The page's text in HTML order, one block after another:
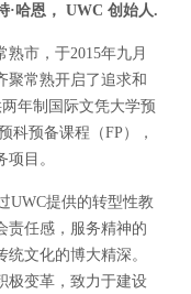
·哈恩， UWC 创始人.
市，于2015年九月
聚常熟开启了追求和
年制国际文凭大学预
科预备课程（FP），
目。
UWC提供的转型性教
责任感，服务精神的
文化的博大精深。
极变革，致力于建设